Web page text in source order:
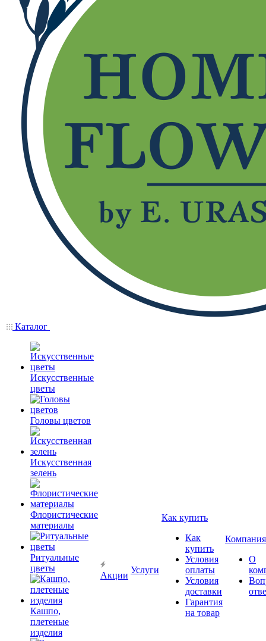
Каталог
Искусственные
цветы
Головы цветов
Искусственная
зелень
Флористические
материалы
Ритуальные
цветы
Кашпо,
плетеные
изделия
Акции
Услуги
Как купить
Как
купить
Условия
оплаты
Условия
доставки
Гарантия
на товар
Компания
О